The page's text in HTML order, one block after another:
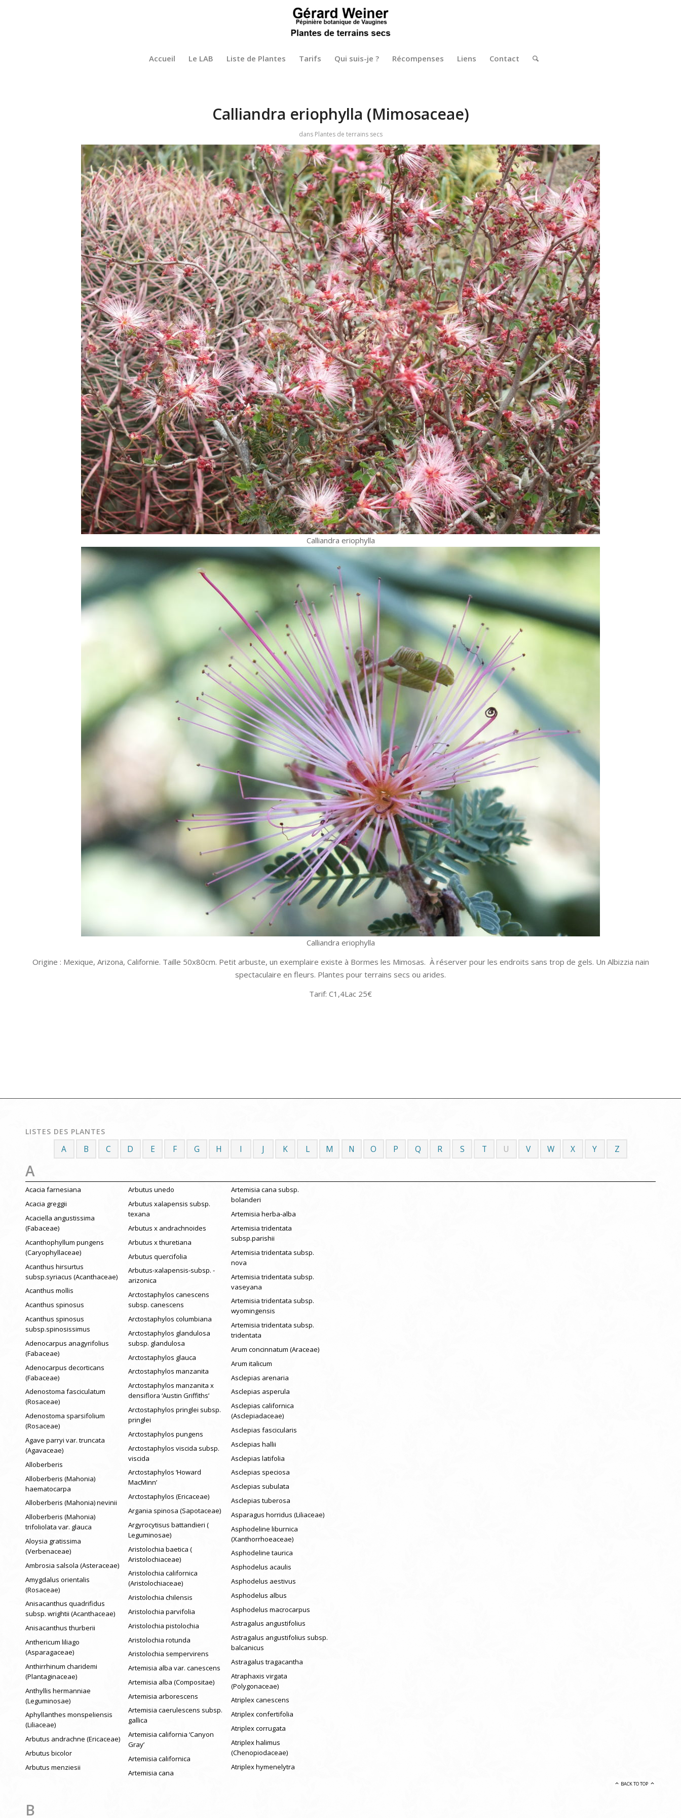
Accueil Le LAB Liste de Plantes Tarifs Qui suis-je ? Récompenses Liens Contact
Calliandra eriophylla (Mimosaceae)
dans Plantes de terrains secs
Calliandra eriophylla
Calliandra eriophylla
Origine : Mexique, Arizona, Californie. Taille 50x80cm. Petit arbuste, un exemplaire existe à Bormes les Mimosas. À réserver pour les endroits sans trop de gels. Un Albizzia nain
spectaculaire en fleurs. Plantes pour terrains secs ou arides.
Tarif: C1,4Lac 25€
LISTES DES PLANTES
A B C D E F G H I J K L M N O P Q R S T U V W X Y Z
A
Acacia farnesiana
Acacia greggii
Acaciella angustissima
(Fabaceae)
Acanthophyllum pungens
(Caryophyllaceae)
Acanthus hirsurtus
subsp.syriacus (Acanthaceae)
Acanthus mollis
Acanthus spinosus
Acanthus spinosus
subsp.spinosissimus
Adenocarpus anagyrifolius
(Fabaceae)
Adenocarpus decorticans
(Fabaceae)
Adenostoma fasciculatum
(Rosaceae)
Adenostoma sparsifolium
(Rosaceae)
Agave parryi var. truncata
(Agavaceae)
Alloberberis
Alloberberis (Mahonia)
haematocarpa
Alloberberis (Mahonia) nevinii
Alloberberis (Mahonia)
trifoliolata var. glauca
Aloysia gratissima
(Verbenaceae)
Ambrosia salsola (Asteraceae)
Amygdalus orientalis
(Rosaceae)
Anisacanthus quadrifidus
subsp. wrightii (Acanthaceae)
Anisacanthus thurberii
Anthericum liliago
(Asparagaceae)
Anthirrhinum charidemi
(Plantaginaceae)
Anthyllis hermanniae
(Leguminosae)
Aphyllanthes monspeliensis
(Liliaceae)
Arbutus andrachne (Ericaceae)
Arbutus bicolor
Arbutus menziesii
Arbutus unedo
Arbutus xalapensis subsp.
texana
Arbutus x andrachnoides
Arbutus x thuretiana
Arbutus quercifolia
Arbutus-xalapensis-subsp. -
arizonica
Arctostaphylos canescens
subsp. canescens
Arctostaphylos columbiana
Arctostaphylos glandulosa
subsp. glandulosa
Arctostaphylos glauca
Arctostaphylos manzanita
Arctostaphylos manzanita x
densiflora ‘Austin Griffiths’
Arctostaphylos pringlei subsp.
pringlei
Arctostaphylos pungens
Arctostaphylos viscida subsp.
viscida
Arctostaphylos ‘Howard
MacMinn’
Arctostaphylos (Ericaceae)
Argania spinosa (Sapotaceae)
Argyrocytisus battandieri (
Leguminosae)
Aristolochia baetica (
Aristolochiaceae)
Aristolochia californica
(Aristolochiaceae)
Aristolochia chilensis
Aristolochia parvifolia
Aristolochia pistolochia
Aristolochia rotunda
Aristolochia sempervirens
Artemisia alba var. canescens
Artemisia alba (Compositae)
Artemisia arborescens
Artemisia caerulescens subsp.
gallica
Artemisia california ‘Canyon
Gray’
Artemisia californica
Artemisia cana
Artemisia cana subsp.
bolanderi
Artemisia herba-alba
Artemisia tridentata
subsp.parishii
Artemisia tridentata subsp.
nova
Artemisia tridentata subsp.
vaseyana
Artemisia tridentata subsp.
wyomingensis
Artemisia tridentata subsp.
tridentata
Arum concinnatum (Araceae)
Arum italicum
Asclepias arenaria
Asclepias asperula
Asclepias californica
(Asclepiadaceae)
Asclepias fascicularis
Asclepias hallii
Asclepias latifolia
Asclepias speciosa
Asclepias subulata
Asclepias tuberosa
Asparagus horridus (Liliaceae)
Asphodeline liburnica
(Xanthorrhoeaceae)
Asphodeline taurica
Asphodelus acaulis
Asphodelus aestivus
Asphodelus albus
Asphodelus macrocarpus
Astragalus angustifolius
Astragalus angustifolius subsp.
balcanicus
Astragalus tragacantha
Atraphaxis virgata
(Polygonaceae)
Atriplex canescens
Atriplex confertifolia
Atriplex corrugata
Atriplex halimus
(Chenopiodaceae)
Atriplex hymenelytra
BACK TO TOP
B